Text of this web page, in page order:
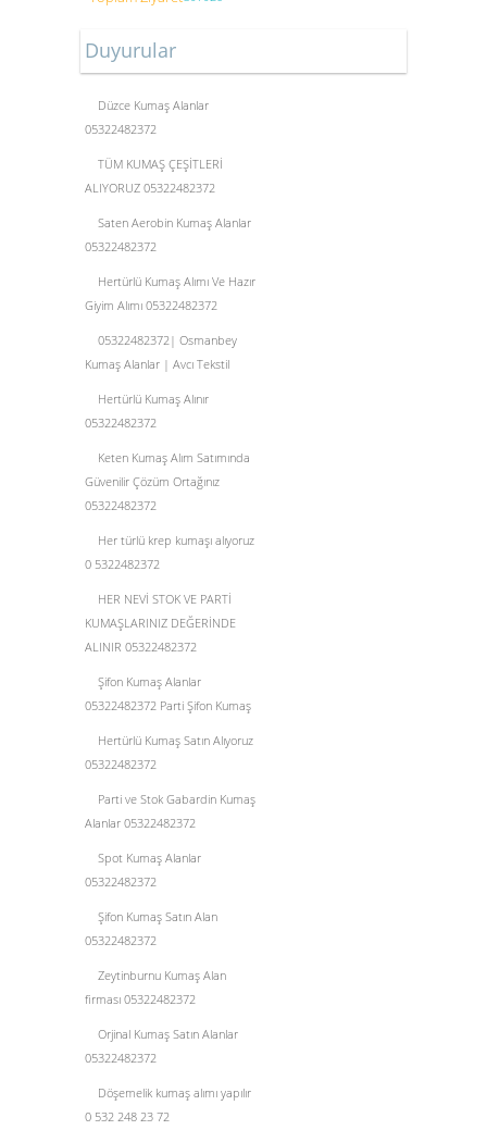
Duyurular
Düzce Kumaş Alanlar
05322482372
TÜM KUMAŞ ÇEŞİTLERİ
ALIYORUZ 05322482372
Saten Aerobin Kumaş Alanlar
05322482372
Hertürlü Kumaş Alımı Ve Hazır
Giyim Alımı 05322482372
05322482372| Osmanbey
Kumaş Alanlar | Avcı Tekstil
Hertürlü Kumaş Alınır
05322482372
Keten Kumaş Alım Satımında
Güvenilir Çözüm Ortağınız
05322482372
Her türlü krep kumaşı alıyoruz
0 5322482372
HER NEVİ STOK VE PARTİ
KUMAŞLARINIZ DEĞERİNDE
ALINIR 05322482372
Şifon Kumaş Alanlar
05322482372 Parti Şifon Kumaş
Hertürlü Kumaş Satın Alıyoruz
05322482372
Parti ve Stok Gabardin Kumaş
Alanlar 05322482372
Spot Kumaş Alanlar
05322482372
Şifon Kumaş Satın Alan
05322482372
Zeytinburnu Kumaş Alan
firması 05322482372
Orjinal Kumaş Satın Alanlar
05322482372
Döşemelik kumaş alımı yapılır
0 532 248 23 72